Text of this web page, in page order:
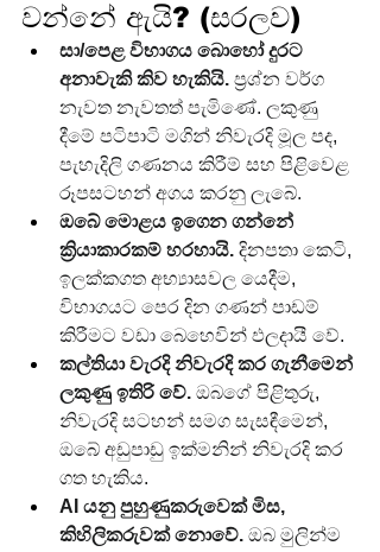
වන්නේ ඇයි? (සරලව)
සා/පෙළ විභාගය බොහෝ දුරට
අනාවැකි කිව හැකියි. ප්‍රශ්න වර්ග
නැවත නැවතත් පැමිණේ. ලකුණු
දීමේ පටිපාටි මගින් නිවැරදි මූල පද,
පැහැදිලි ගණනය කිරීම් සහ පිළිවෙළ
රූපසටහන් අගය කරනු ලැබේ.
ඔබේ මොළය ඉගෙන ගන්නේ
ක්‍රියාකාරකම් හරහායි. දිනපතා කෙටි,
ඉලක්කගත අභ්‍යාසවල යෙදීම,
විභාගයට පෙර දින ගණන් පාඩම්
කිරීමට වඩා බෙහෙවින් ඵලදායී වේ.
කල්තියා වැරදි නිවැරදි කර ගැනීමෙන්
ලකුණු ඉතිරි වේ. ඔබගේ පිළිතුරු,
නිවැරදි සටහන් සමග සැසඳීමෙන්,
ඔබේ අඩුපාඩු ඉක්මනින් නිවැරදි කර
ගත හැකිය.
AI යනු පුහුණුකරුවෙක් මිස,
කිහිලිකරුවක් නොවේ. ඔබ මුලින්ම